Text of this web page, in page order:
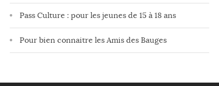
Pass Culture : pour les jeunes de 15 à 18 ans
Pour bien connaitre les Amis des Bauges